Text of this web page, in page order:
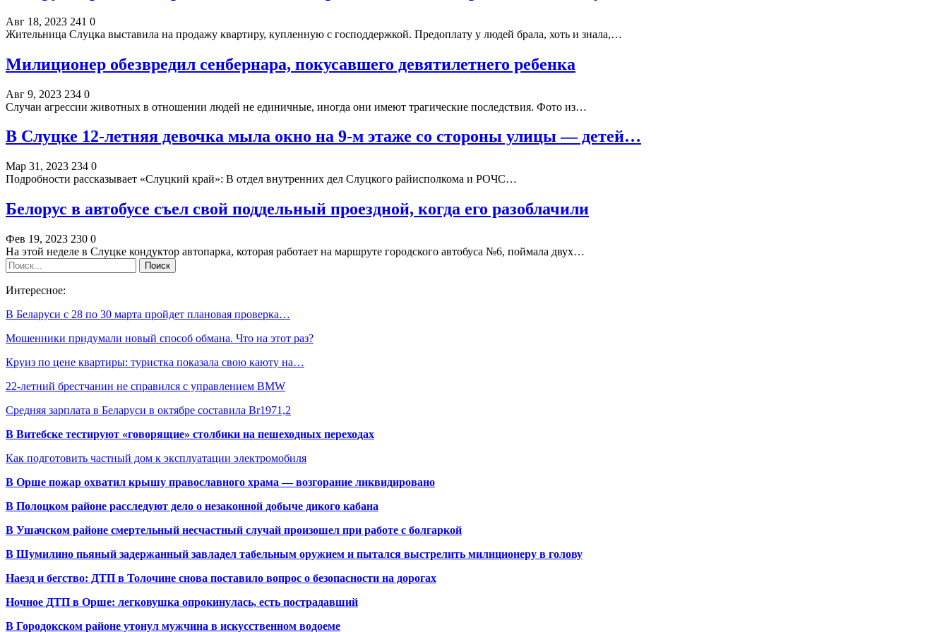
Авг 18, 2023 241 0
Жительница Слуцка выставила на продажу квартиру, купленную с господдержкой. Предоплату у людей брала, хоть и знала,…
Милиционер обезвредил сенбернара, покусавшего девятилетнего ребенка
Авг 9, 2023 234 0
Случаи агрессии животных в отношении людей не единичные, иногда они имеют трагические последствия. Фото из…
В Слуцке 12-летняя девочка мыла окно на 9-м этаже со стороны улицы — детей…
Мар 31, 2023 234 0
Подробности рассказывает «Слуцкий край»: В отдел внутренних дел Слуцкого райисполкома и РОЧС…
Белорус в автобусе съел свой поддельный проездной, когда его разоблачили
Фев 19, 2023 230 0
На этой неделе в Слуцке кондуктор автопарка, которая работает на маршруте городского автобуса №6, поймала двух…
Интересное:
В Беларуси с 28 по 30 марта пройдет плановая проверка…
Мошенники придумали новый способ обмана. Что на этот раз?
Круиз по цене квартиры: туристка показала свою каюту на…
22-летний брестчанин не справился с управлением BMW
Средняя зарплата в Беларуси в октябре составила Br1971,2
В Витебске тестируют «говорящие» столбики на пешеходных переходах
Как подготовить частный дом к эксплуатации электромобиля
В Орше пожар охватил крышу православного храма — возгорание ликвидировано
В Полоцком районе расследуют дело о незаконной добыче дикого кабана
В Ушачском районе смертельный несчастный случай произошел при работе с болгаркой
В Шумилино пьяный задержанный завладел табельным оружием и пытался выстрелить милиционеру в голову
Наезд и бегство: ДТП в Толочине снова поставило вопрос о безопасности на дорогах
Ночное ДТП в Орше: легковушка опрокинулась, есть пострадавший
В Городокском районе утонул мужчина в искусственном водоеме